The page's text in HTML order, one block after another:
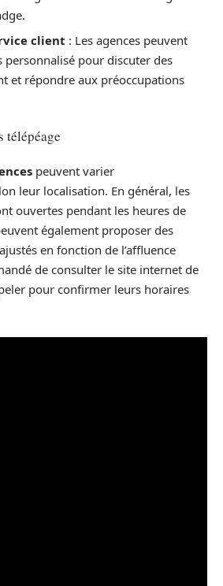
client : Les agences peuvent
pour discuter des
et répondre aux préoccupations
télépéage
peuvent varier
leur localisation. En général, les
ouvertes pendant les heures de
également proposer des
en fonction de l’affluence
de consulter le site internet de
pour confirmer leurs horaires